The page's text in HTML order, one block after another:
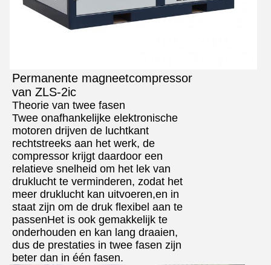
Permanente magneetcompressor
van ZLS-2ic
Theorie van twee fasen
Twee onafhankelijke elektronische
motoren drijven de luchtkant
rechtstreeks aan het werk, de
compressor krijgt daardoor een
relatieve snelheid om het lek van
druklucht te verminderen, zodat het
meer druklucht kan uitvoeren,en in
staat zijn om de druk flexibel aan te
passenHet is ook gemakkelijk te
onderhouden en kan lang draaien,
dus de prestaties in twee fasen zijn
beter dan in één fasen.